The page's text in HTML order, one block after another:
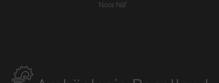
Nora Näf